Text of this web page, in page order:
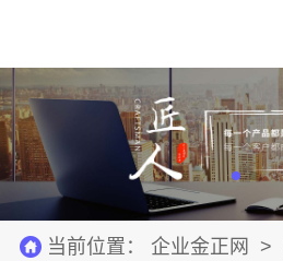
当前位置： 企业金正网 >